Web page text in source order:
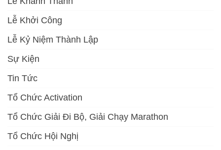
Lễ Khởi Công
Lễ Kỷ Niệm Thành Lập
Sự Kiện
Tin Tức
Tổ Chức Activation
Tổ Chức Giải Đi Bộ, Giải Chạy Marathon
Tổ Chức Hội Nghị